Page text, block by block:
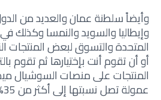
وأيضاً سلطنة عمان والعديد من الدول
وإيطاليا والسويد والنمسا وكذلك
المتحدة والتسوق لبعض المنتجات
أو أن تقوم أنت بإختيارها ثم تقوم
عمولة تصل نسبتها إلى أكثر من 35%.